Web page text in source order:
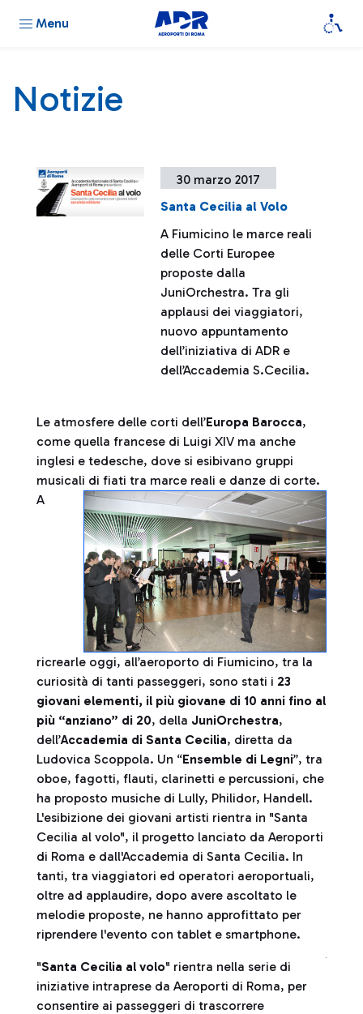
Menu
Notizie
30 marzo 2017
Santa Cecilia al Volo
A Fiumicino le marce reali
delle Corti Europee
proposte dalla
JuniOrchestra. Tra gli
applausi dei viaggiatori,
nuovo appuntamento
dell’iniziativa di ADR e
dell’Accademia S.Cecilia.
Le atmosfere delle corti dell’Europa Barocca,
come quella francese di Luigi XIV ma anche
inglesi e tedesche, dove si esibivano gruppi
musicali di fiati tra marce reali e danze di corte.
A
ricrearle oggi, all’aeroporto di Fiumicino, tra la
curiosità di tanti passeggeri, sono stati i 23
giovani elementi, il più giovane di 10 anni fino al
più “anziano” di 20, della JuniOrchestra,
dell’Accademia di Santa Cecilia, diretta da
Ludovica Scoppola. Un “Ensemble di Legni”, tra
oboe, fagotti, flauti, clarinetti e percussioni, che
ha proposto musiche di Lully, Philidor, Handell.
L'esibizione dei giovani artisti rientra in "Santa
Cecilia al volo", il progetto lanciato da Aeroporti
di Roma e dall'Accademia di Santa Cecilia. In
tanti, tra viaggiatori ed operatori aeroportuali,
oltre ad applaudire, dopo avere ascoltato le
melodie proposte, ne hanno approfittato per
riprendere l'evento con tablet e smartphone.
"Santa Cecilia al volo" rientra nella serie di
iniziative intraprese da Aeroporti di Roma, per
consentire ai passeggeri di trascorrere